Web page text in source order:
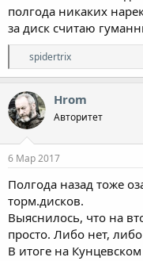
полгода никаких
за диск считаю
Р
е
а
к
ц
и
и
:
spidertrix
Hrom
Авторитет
6 Мар 2017
Полгода назад тоже
торм.дисков.
Выяснилось, что на
просто. Либо нет,
В итоге на